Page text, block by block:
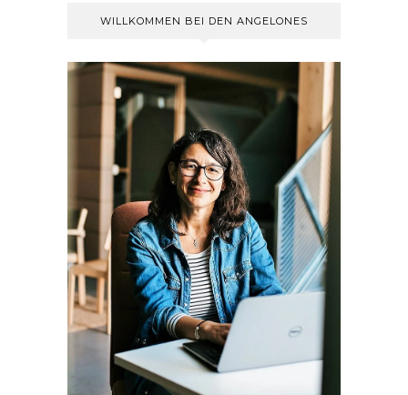
WILLKOMMEN BEI DEN ANGELONES